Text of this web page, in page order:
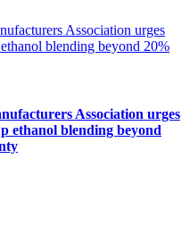
Association urges
ethanol blending beyond